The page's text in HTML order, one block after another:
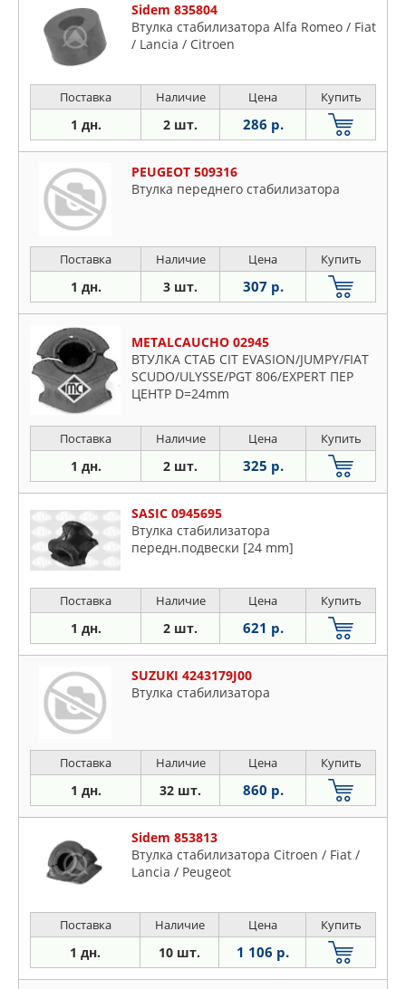
Sidem 835804
Втулка стабилизатора Alfa Romeo / Fiat
/ Lancia / Citroen
Поставка Наличие Цена Купить
1 дн. 2 шт. 286 р.
PEUGEOT 509316
Втулка переднего стабилизатора
Поставка Наличие Цена Купить
1 дн. 3 шт. 307 р.
METALCAUCHO 02945
ВТУЛКА СТАБ CIT EVASION/JUMPY/FIAT
SCUDO/ULYSSE/PGT 806/EXPERT ПЕР
ЦЕНТР D=24mm
Поставка Наличие Цена Купить
1 дн. 2 шт. 325 р.
SASIC 0945695
Втулка стабилизатора
передн.подвески [24 mm]
Поставка Наличие Цена Купить
1 дн. 2 шт. 621 р.
SUZUKI 4243179J00
Втулка стабилизатора
Поставка Наличие Цена Купить
1 дн. 32 шт. 860 р.
Sidem 853813
Втулка стабилизатора Citroen / Fiat /
Lancia / Peugeot
Поставка Наличие Цена Купить
1 дн. 10 шт. 1 106 р.